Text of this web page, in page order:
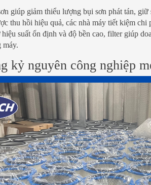
giúp giảm thiểu lượng bụi sơn phát tán,
thu hồi hiệu quả, các nhà máy tiết kiệm
suất ổn định và độ bền cao, filter giúp
máy.
kỷ nguyên công nghiệp